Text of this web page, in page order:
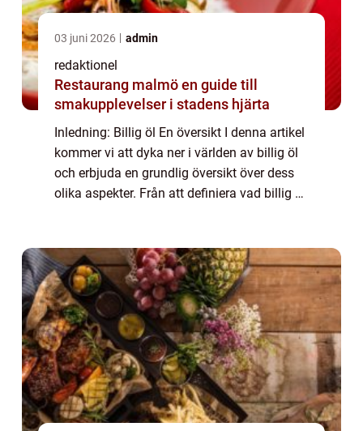
03 juni 2026 admin
redaktionel
Restaurang malmö en guide till
smakupplevelser i stadens hjärta
Inledning: Billig öl En översikt I denna artikel
kommer vi att dyka ner i världen av billig öl
och erbjuda en grundlig översikt över dess
olika aspekter. Från att definiera vad billig öl